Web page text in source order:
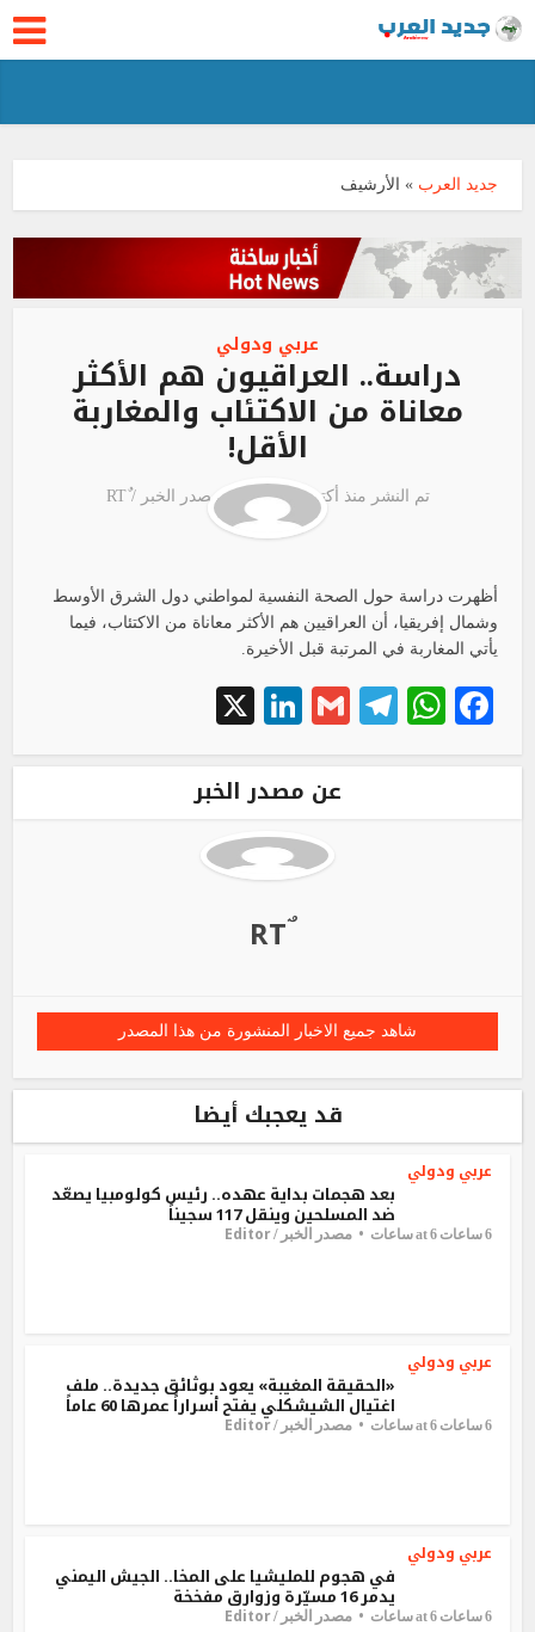
جديد العرب » الأرشيف
عربي ودولي
دراسة.. العراقيون هم الأكثر
معاناة من الاكتئاب والمغاربة
الأقل!
تم النشر منذ أكتوبر 3, 2020 مصدر الخبر /
ٌRT
أظهرت دراسة حول الصحة النفسية لمواطني دول الشرق الأوسط
وشمال إفريقيا، أن العراقيين هم الأكثر معاناة من الاكتئاب، فيما
يأتي المغاربة في المرتبة قبل الأخيرة.
Facebook
WhatsApp
Telegram
Gmail
LinkedIn
عن مصدر الخبر
شاهد جميع الاخبار المنشورة من هذا المصدر
قد يعجبك أيضا
عربي ودولي
بعد هجمات بداية عهده.. رئيس كولومبيا يصعّد
ضد المسلحين وينقل 117 سجيناً
6 ساعات at 6 ساعات مصدر الخبر /Editor
عربي ودولي
«الحقيقة المغيبة» يعود بوثائق جديدة.. ملف
اغتيال الشيشكلي يفتح أسراراً عمرها 60 عاماً
6 ساعات at 6 ساعات مصدر الخبر /Editor
عربي ودولي
في هجوم للمليشيا على المخا.. الجيش اليمني
يدمر 16 مسيّرة وزوارق مفخخة
6 ساعات at 6 ساعات مصدر الخبر /Editor